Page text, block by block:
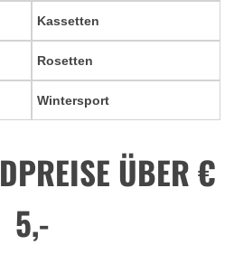
Kassetten
Rosetten
Wintersport
ÜBER €
5,-